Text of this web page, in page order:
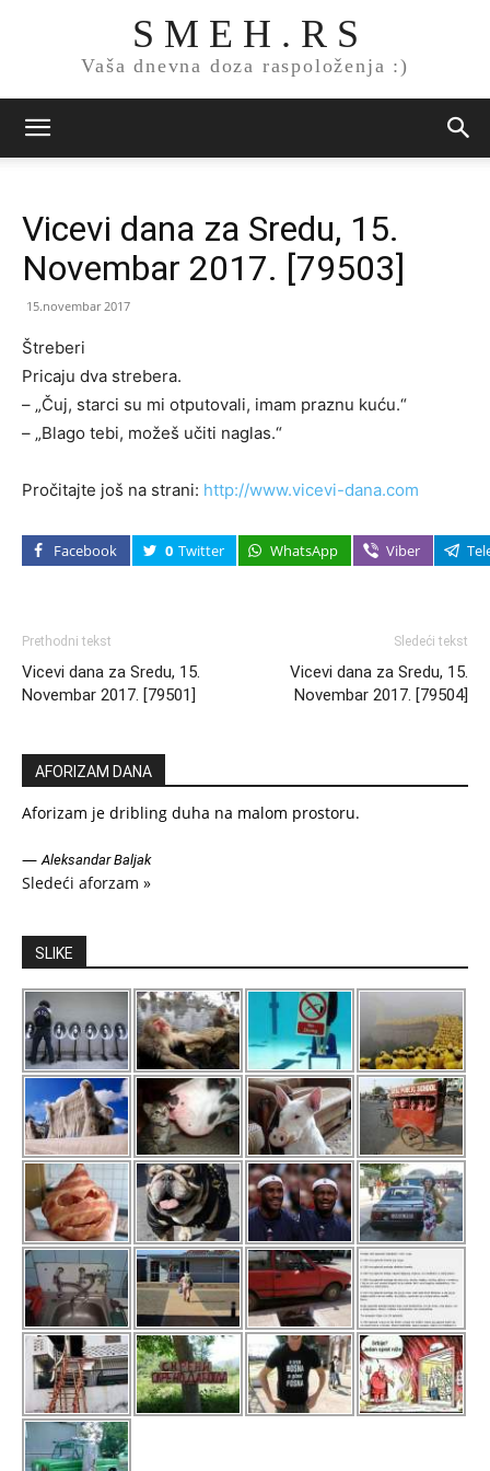
S M E H . R S
Vaša dnevna doza raspoloženja :)
Vicevi dana za Sredu, 15.
Novembar 2017. [79503]
15.novembar 2017
Štreberi
Pricaju dva strebera.
– „Čuj, starci su mi otputovali, imam praznu kuću.“
– „Blago tebi, možeš učiti naglas.“
Pročitajte još na strani: http://www.vicevi-dana.com
Facebook 0 Twitter WhatsApp Viber
Prethodni tekst
Vicevi dana za Sredu, 15.
Novembar 2017. [79501]
Sledeći tekst
Vicevi dana za Sredu, 15.
Novembar 2017. [79504]
AFORIZAM DANA
Aforizam je dribling duha na malom prostoru.
—Aleksandar Baljak
Sledeći aforzam »
SLIKE